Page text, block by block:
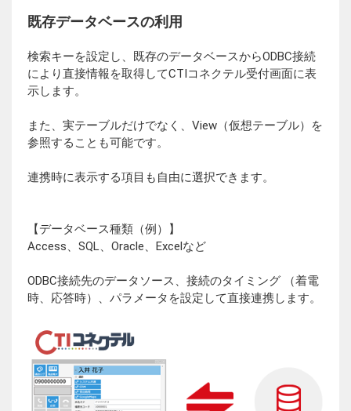
既存データベースの利用
検索キーを設定し、既存のデータベースからODBC接続
により直接情報を取得してCTIコネクテル受付画面に表
示します。
また、実テーブルだけでなく、View（仮想テーブル）を
参照することも可能です。
連携時に表示する項目も自由に選択できます。
【データベース種類（例）】
Access、SQL、Oracle、Excelなど
ODBC接続先のデータソース、接続のタイミング （着電
時、応答時）、パラメータを設定して直接連携します。